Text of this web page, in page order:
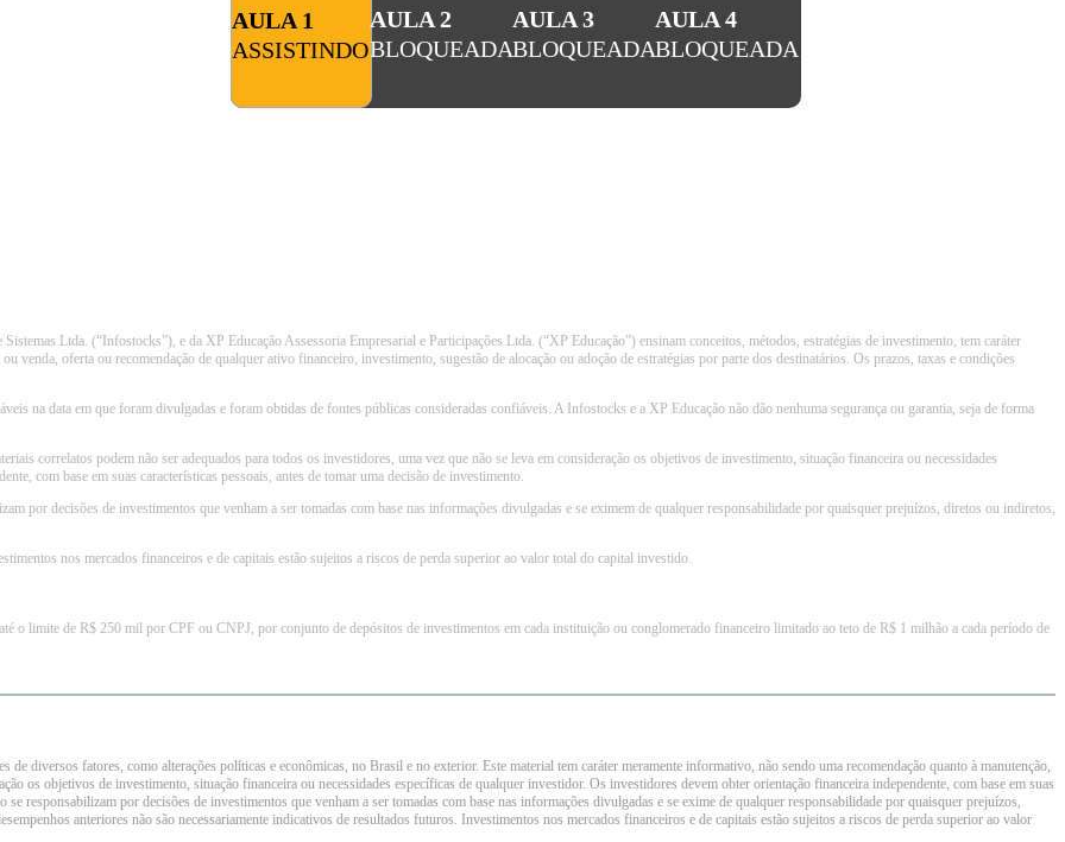
AULA 1
ASSISTINDO
AULA 2
BLOQUEADA
AULA 3
BLOQUEADA
AULA 4
BLOQUEADA
Ltda. (“Infostocks”), e da XP Educação Assessoria Empresarial e Participações Ltda. (“XP Educação”) ensinam conceitos, métodos, estratégias de investimento, tem caráter
venda, oferta ou recomendação de qualquer ativo financeiro, investimento, sugestão de alocação ou adoção de estratégias por parte dos destinatários. Os prazos, taxas e condições
na data em que foram divulgadas e foram obtidas de fontes públicas consideradas confiáveis. A Infostocks e a XP Educação não dão nenhuma segurança ou garantia, seja de forma
correlatos podem não ser adequados para todos os investidores, uma vez que não se leva em consideração os objetivos de investimento, situação financeira ou necessidades
com base em suas características pessoais, antes de tomar uma decisão de investimento.
por decisões de investimentos que venham a ser tomadas com base nas informações divulgadas e se eximem de qualquer responsabilidade por quaisquer prejuízos, diretos ou indiretos,
nos mercados financeiros e de capitais estão sujeitos a riscos de perda superior ao valor total do capital investido.
o limite de R$ 250 mil por CPF ou CNPJ, por conjunto de depósitos de investimentos em cada instituição ou conglomerado financeiro limitado ao teto de R$ 1 milhão a cada período de
diversos fatores, como alterações políticas e econômicas, no Brasil e no exterior. Este material tem caráter meramente informativo, não sendo uma recomendação quanto à manutenção,
os objetivos de investimento, situação financeira ou necessidades específicas de qualquer investidor. Os investidores devem obter orientação financeira independente, com base em suas
responsabilizam por decisões de investimentos que venham a ser tomadas com base nas informações divulgadas e se exime de qualquer responsabilidade por quaisquer prejuízos,
anteriores não são necessariamente indicativos de resultados futuros. Investimentos nos mercados financeiros e de capitais estão sujeitos a riscos de perda superior ao valor